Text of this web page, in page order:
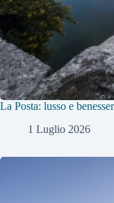
La Posta: lusso e
1 Luglio 2026